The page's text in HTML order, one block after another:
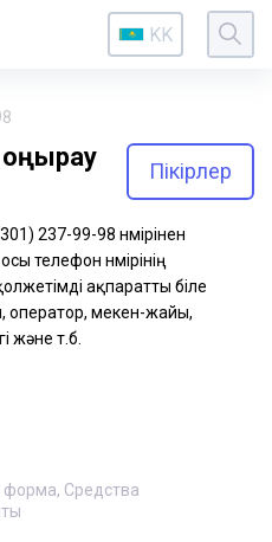
KK
Пікірлер
237-99-98 нөмірінен
телефон нөмірінің
ақпаратты біле
оператор, мекен-жайы,
және т.б.
Средства